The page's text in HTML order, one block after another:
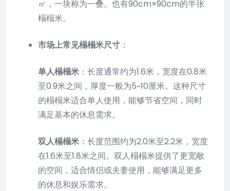
㎡，一块称为一叠。也有90cm×90cm的半张
榻榻米。
市场上常见榻榻米尺寸 ：
单人榻榻米 ：长度通常约为1.6米，宽度在0.8米
至0.9米之间，厚度一般为5~10厘米。这种尺寸
的榻榻米适合单人使用，能够节省空间，同时
满足基本的休息需求。
双人榻榻米 ：长度范围约为2.0米至2.2米，宽度
在1.6米至1.8米之间。双人榻榻米提供了更宽敞
的空间，适合情侣或夫妻使用，能够满足更多
的休息和娱乐需求。